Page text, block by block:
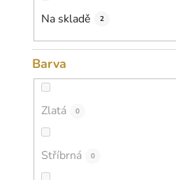
ů
Na skladě 2
Barva
Zlatá 0
Stříbrná 0